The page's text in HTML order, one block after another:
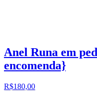
Anel Runa em
encomenda}
R$180,00